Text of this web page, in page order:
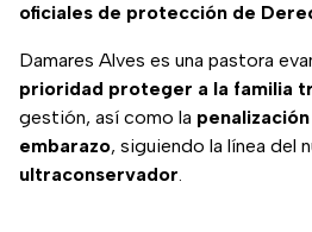
oficiales de protección de
Damares Alves es una pastora
prioridad proteger a la familia
gestión, así como la
embarazo, siguiendo la línea del
ultraconservador.